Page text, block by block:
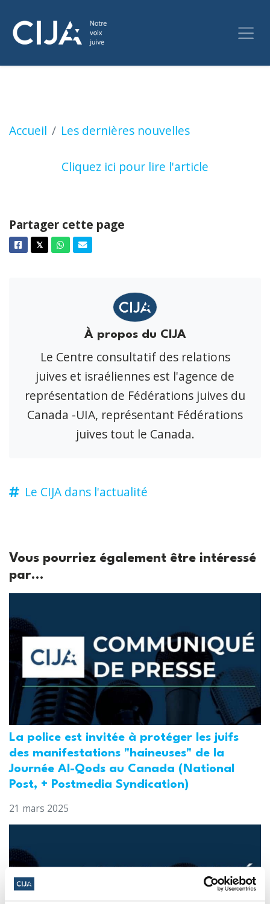
Accueil Les dernières nouvelles
Les Montréalais réagissent au cessez-le-
Cliquez ici pour lire l'article
Partager cette page
Facebook
𝕏TwitterWhatsappCourriel
À propos du CIJA
Le Centre consultatif des relations
juives et israéliennes est l'agence de
représentation de Fédérations juives du
Canada -UIA, représentant Fédérations
juives tout le Canada.
Le CIJA dans l'actualité
Vous pourriez également être intéressé
par...
La police est invitée à protéger les juifs
des manifestations "haineuses" de la
Journée Al-Qods au Canada (National
Post, + Postmedia Syndication)
21 mars 2025